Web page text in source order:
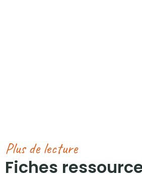
Plus de lecture
Fiches